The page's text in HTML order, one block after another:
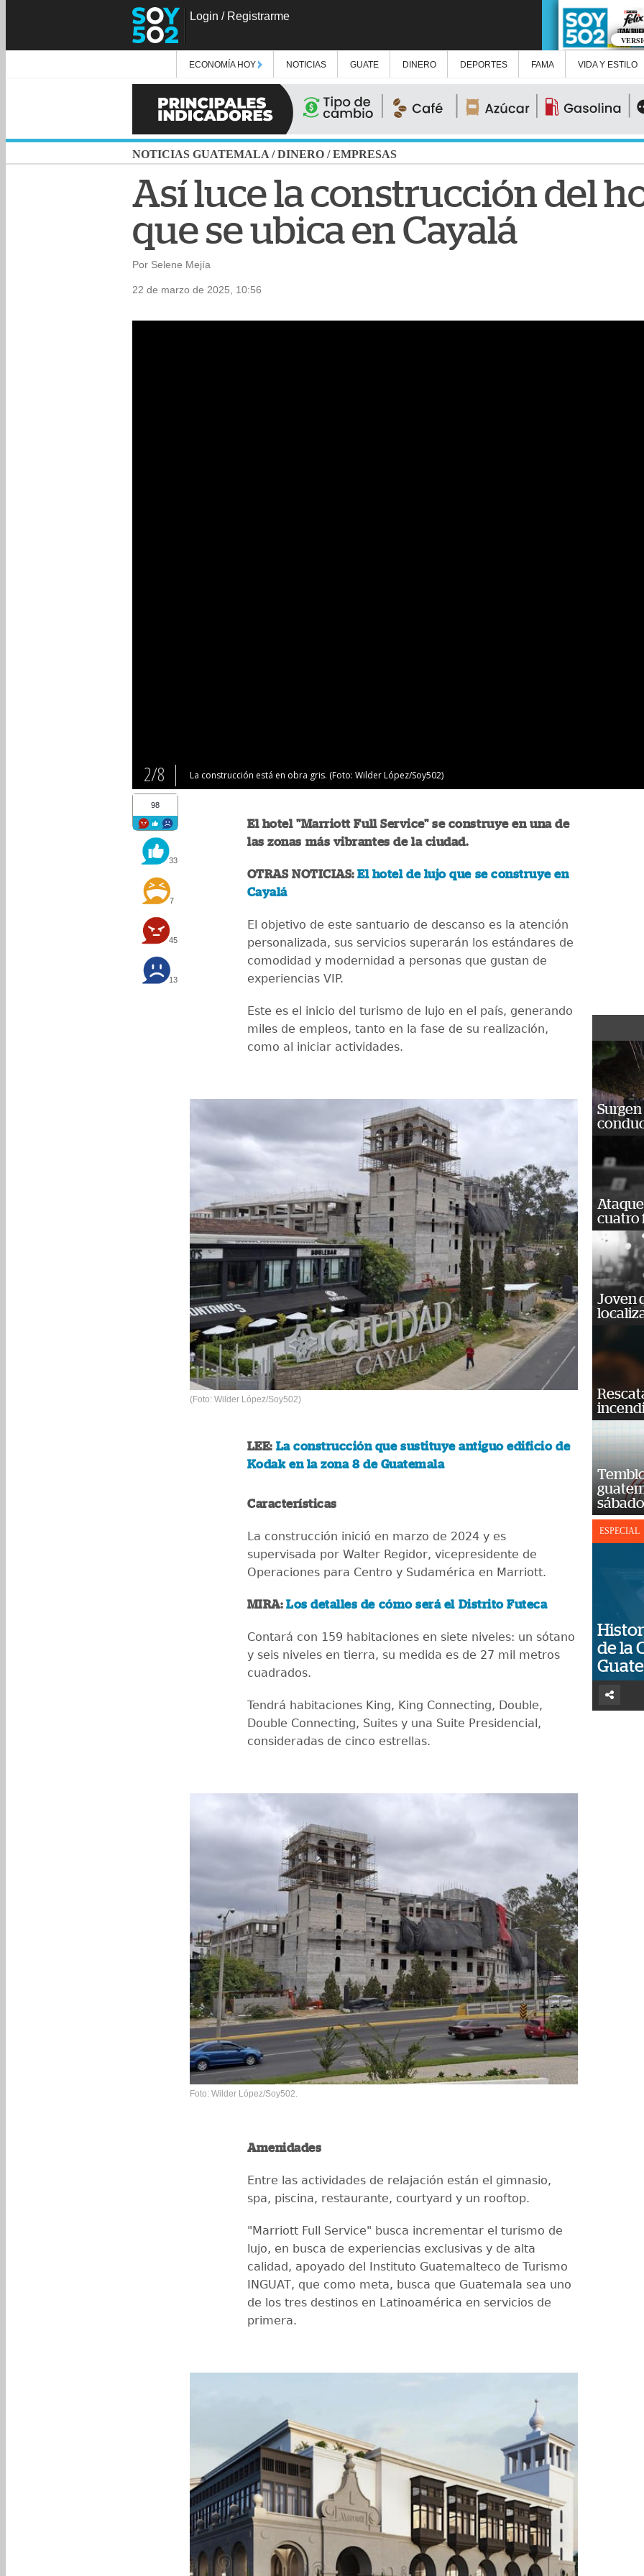
Login / Registrarme
ECONOMÍA HOY NOTICIAS GUATE DINERO DEPORTES FAMA VIDA Y ESTILO
NOTICIAS GUATEMALA /DINERO /EMPRESAS
Así luce la construcción del
que se ubica en Cayalá
Por Selene Mejía
22 de marzo de 2025, 10:56
2/8 La construcción está en obra gris. (Foto: Wilder López/Soy502)
98
33
7
45
13
El hotel "Marriott Full Service" se construye en una de
las zonas más vibrantes de la ciudad.
OTRAS NOTICIAS:El hotel de lujo que se construye en
Cayalá
El objetivo de este santuario de descanso es la atención
personalizada, sus servicios superarán los estándares de
comodidad y modernidad a personas que gustan de
experiencias VIP.
Este es el inicio del turismo de lujo en el país, generando
miles de empleos, tanto en la fase de su realización,
como al iniciar actividades.
(Foto: Wilder López/Soy502)
LEE: La construcción que sustituye antiguo edificio de
Kodak en la zona 8 de Guatemala
Características
La construcción inició en marzo de 2024 y es
supervisada por Walter Regidor, vicepresidente de
Operaciones para Centro y Sudamérica en Marriott.
MIRA:Los detalles de cómo será el Distrito Futeca
Contará con 159 habitaciones en siete niveles: un sótano
y seis niveles en tierra, su medida es de 27 mil metros
cuadrados.
Tendrá habitaciones King, King Connecting, Double,
Double Connecting, Suites y una Suite Presidencial,
consideradas de cinco estrellas.
Foto: Wilder López/Soy502.
Amenidades
Entre las actividades de relajación están el gimnasio,
spa, piscina, restaurante, courtyard y un rooftop.
"Marriott Full Service" busca incrementar el turismo de
lujo, en busca de experiencias exclusivas y de alta
calidad, apoyado del Instituto Guatemalteco de Turismo
INGUAT, que como meta, busca que Guatemala sea uno
de los tres destinos en Latinoamérica en servicios de
primera.
cuatro
Joven
sábado
ESPECIAL
de la